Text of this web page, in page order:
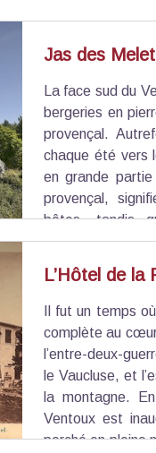
plein écran
plein écran
Jas des
La face sud du
bergeries en
provençal.
chaque été vers
en grande
provençal,
bêtes, tandis
a diminué,
L’Hôtel de la
Il fut un temps
complète au
l’entre-deux-
le Vaucluse, et
la montagne.
Ventoux est
perché en pleine